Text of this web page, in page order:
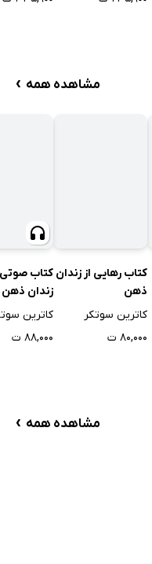
مشاهده همه ›
کتاب رهایی از زندان
ذهن
کاترین سوتکر
۸۰,۰۰۰ ت
کتاب صوتی
زندان ذهن
کاترین
۸۸,۰۰۰ ت
مشاهده همه ›